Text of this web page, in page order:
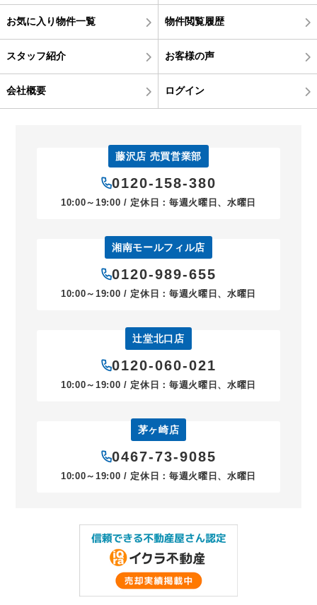
お気に入り物件一覧 物件閲覧履歴
スタッフ紹介 お客様の声
会社概要 ログイン
藤沢店 売買営業部
0120-158-380
10:00～19:00 / 定休日：毎週火曜日、水曜日
湘南モールフィル店
0120-989-655
10:00～19:00 / 定休日：毎週火曜日、水曜日
辻堂北口店
0120-060-021
10:00～19:00 / 定休日：毎週火曜日、水曜日
茅ヶ崎店
0467-73-9085
10:00～19:00 / 定休日：毎週火曜日、水曜日